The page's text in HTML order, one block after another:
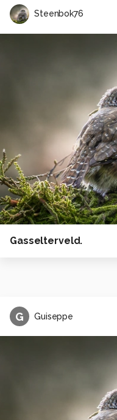
Steenbok76
Gasselterveld.
G Guiseppe